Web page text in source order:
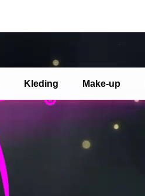
Kleding Make-up